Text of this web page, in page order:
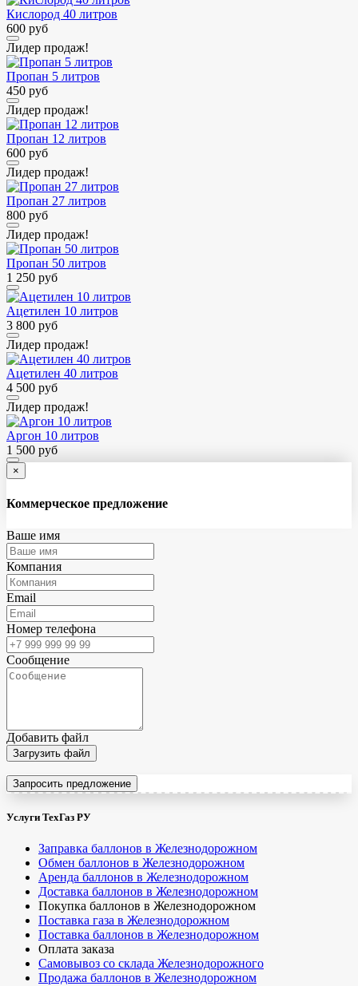
Кислород 40 литров
600 руб
Лидер продаж!
Пропан 5 литров
450 руб
Лидер продаж!
Пропан 12 литров
600 руб
Лидер продаж!
Пропан 27 литров
800 руб
Лидер продаж!
Пропан 50 литров
1 250 руб
Ацетилен 10 литров
3 800 руб
Лидер продаж!
Ацетилен 40 литров
4 500 руб
Лидер продаж!
Аргон 10 литров
1 500 руб
×
Коммерческое предложение
Ваше имя
Компания
Email
Номер телефона
Сообщение
Добавить файл
Загрузить файл
Запросить предложение
Услуги ТехГаз РУ
Заправка баллонов в Железнодорожном
Обмен баллонов в Железнодорожном
Аренда баллонов в Железнодорожном
Доставка баллонов в Железнодорожном
Покупка баллонов в Железнодорожном
Поставка газа в Железнодорожном
Поставка баллонов в Железнодорожном
Оплата заказа
Самовывоз со склада Железнодорожного
Продажа баллонов в Железнодорожном